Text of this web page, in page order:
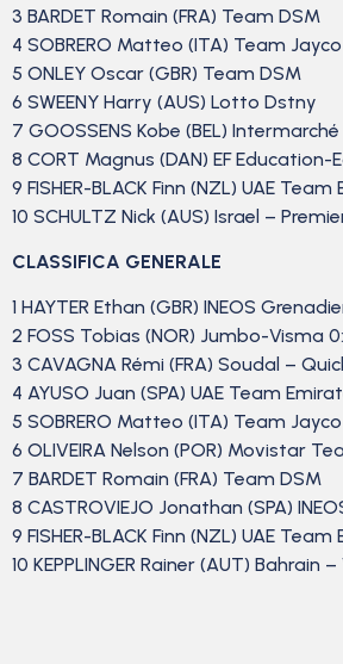
3 BARDET Romain (FRA) Team DSM
4 SOBRERO Matteo (ITA) Team
5 ONLEY Oscar (GBR) Team DSM
6 SWEENY Harry (AUS) Lotto Dstny
7 GOOSSENS Kobe (BEL)
8 CORT Magnus (DAN) EF Education-
9 FISHER-BLACK Finn (NZL) UAE
10 SCHULTZ Nick (AUS) Israel –
CLASSIFICA GENERALE
1 HAYTER Ethan (GBR) INEOS
2 FOSS Tobias (NOR) Jumbo-Visma
3 CAVAGNA Rémi (FRA) Soudal –
4 AYUSO Juan (SPA) UAE Team
5 SOBRERO Matteo (ITA) Team Jayco
6 OLIVEIRA Nelson (POR) Movistar
7 BARDET Romain (FRA) Team DSM
8 CASTROVIEJO Jonathan (SPA)
9 FISHER-BLACK Finn (NZL) UAE
10 KEPPLINGER Rainer (AUT) Bahrain